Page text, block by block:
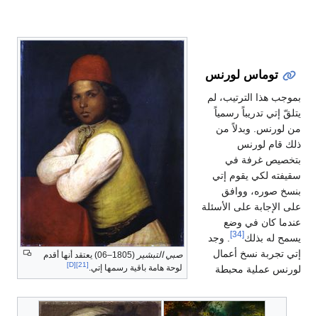
صبي التبشير
(1805–06) يعتقد أنها أقدم
لوحة هامة باقية رسمها إتي. [21]
[D]
توماس لورنس
بموجب هذا الترتيب، لم
يتلقّ إتي تدريباً رسمياً
من لورنس. وبدلاً من
ذلك قام لورنس
بتخصيص غرفة في
سقيفته لكي يقوم إتي
بنسخ صوره، ووافق
على الإجابة على الأسئلة
عندما كان في وضع
يسمح له بذلك[34]
. وجد
إتي تجربة نسخ أعمال
لورنس عملية محبطة